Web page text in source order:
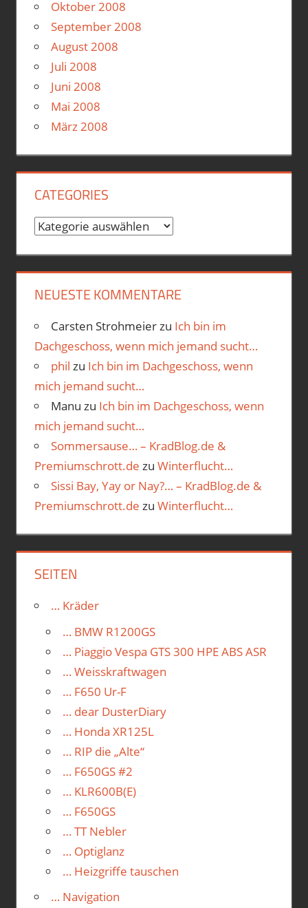
Oktober 2008
September 2008
August 2008
Juli 2008
Juni 2008
Mai 2008
März 2008
CATEGORIES
Categories
NEUESTE KOMMENTARE
Carsten Strohmeierzu Ich bin im
Dachgeschoss, wenn mich jemand sucht…
phil zu Ich bin im Dachgeschoss, wenn
mich jemand sucht…
Manu zu Ich bin im Dachgeschoss, wenn
mich jemand sucht…
Sommersause… – KradBlog.de &
Premiumschrott.de zu Winterflucht…
Sissi Bay, Yay or Nay?… – KradBlog.de &
Premiumschrott.de zu Winterflucht…
SEITEN
… Kräder
… BMW R1200GS
… Piaggio Vespa GTS 300 HPE ABS ASR
… Weisskraftwagen
… F650 Ur-F
… dear DusterDiary
… Honda XR125L
… RIP die „Alte“
… F650GS #2
… KLR600B(E)
… F650GS
… TT Nebler
… Optiglanz
… Heizgriffe tauschen
… Navigation